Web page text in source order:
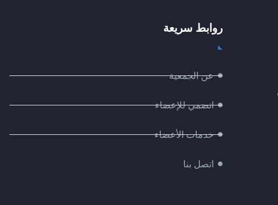
روابط سريعة
عن الجمعية
انضمي للإعضاء
خدمات الأعضاء
اتصل بنا